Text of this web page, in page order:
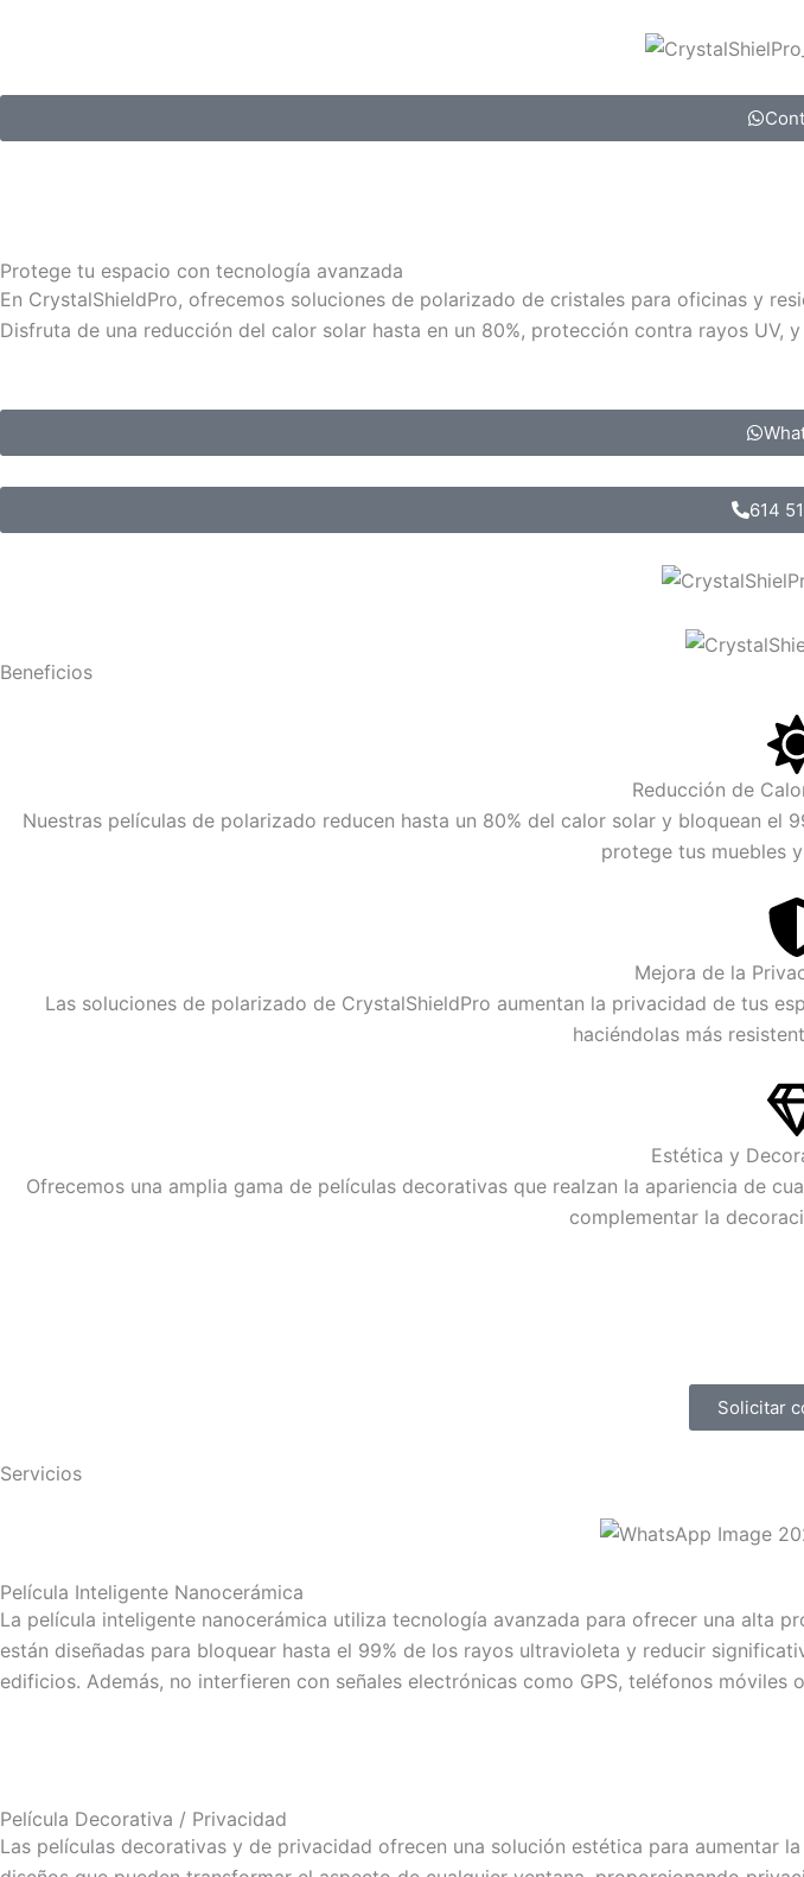
Protege tu espacio con tecnología avanzada
En CrystalShieldPro, ofrecemos soluciones de polarizado de cristales para oficinas y
Disfruta de una reducción del calor solar hasta en un 80%, protección contra rayos UV,
614
Beneficios
Reducción de
Nuestras películas de polarizado reducen hasta un 80% del calor solar y bloquean
protege tus muebles
Mejora de la
Las soluciones de polarizado de CrystalShieldPro aumentan la privacidad de tus
haciéndolas más
Estética y
Ofrecemos una amplia gama de películas decorativas que realzan la apariencia de
complementar la
Solicitar
Servicios
Película Inteligente Nanocerámica
La película inteligente nanocerámica utiliza tecnología avanzada para ofrecer una alta
están diseñadas para bloquear hasta el 99% de los rayos ultravioleta y reducir
edificios. Además, no interfieren con señales electrónicas como GPS, teléfonos móviles
Película Decorativa / Privacidad
Las películas decorativas y de privacidad ofrecen una solución estética para aumentar